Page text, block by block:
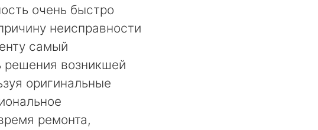
очень быстро
неисправности
самый
решения возникшей
оригинальные
ремонта,